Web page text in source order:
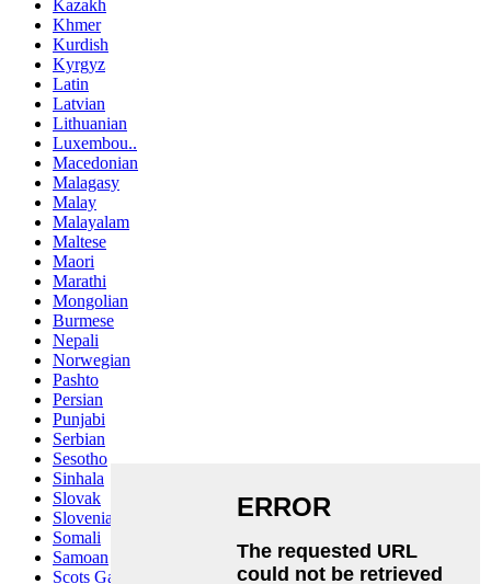
Kazakh
Khmer
Kurdish
Kyrgyz
Latin
Latvian
Lithuanian
Luxembou..
Macedonian
Malagasy
Malay
Malayalam
Maltese
Maori
Marathi
Mongolian
Burmese
Nepali
Norwegian
Pashto
Persian
Punjabi
Serbian
Sesotho
Sinhala
Slovak
Slovenian
Somali
Samoan
Scots Gaelic